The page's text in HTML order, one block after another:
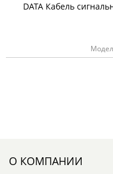
DATA Кабель
О КОМПАНИИ